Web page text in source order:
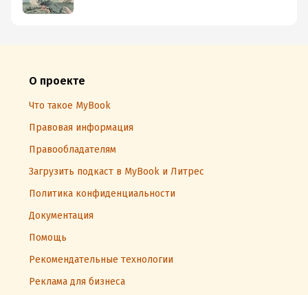
О проекте
Что такое MyBook
Правовая информация
Правообладателям
Загрузить подкаст в MyBook и Литрес
Политика конфиденциальности
Документация
Помощь
Рекомендательные технологии
Реклама для бизнеса